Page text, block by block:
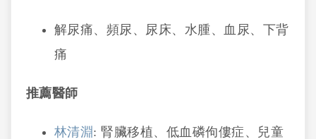
解尿痛、頻尿、尿床、水腫、血尿、下背
痛
推薦醫師
林清淵: 腎臟移植、低血磷佝僂症、兒童